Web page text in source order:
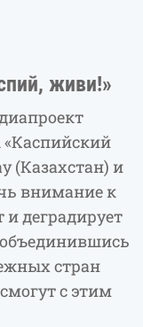
живи!»
(Казахстан) и
внимание к
и деградирует
объединившись
стран
с этим